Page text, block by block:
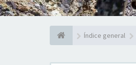
Índice general